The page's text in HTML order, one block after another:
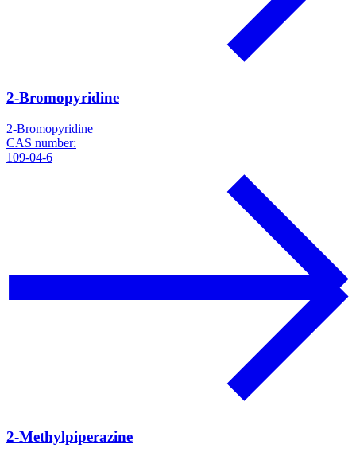
2-Bromopyridine
2-Bromopyridine
CAS number:
109-04-6
2-Methylpiperazine